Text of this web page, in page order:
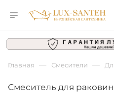
Главная — Смесители —
Смеситель для